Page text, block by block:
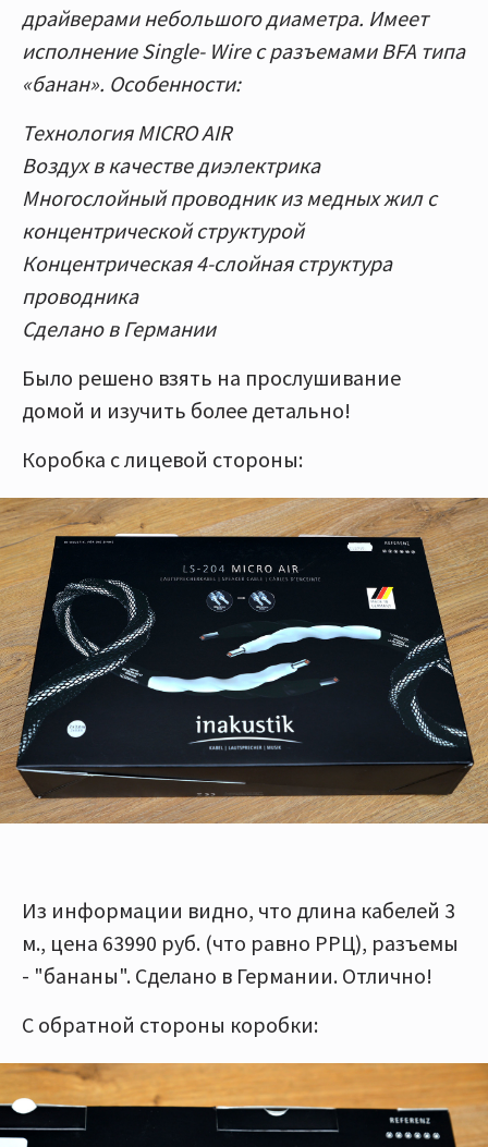
драйверами небольшого диаметра. Имеет
исполнение Single- Wire с разъемами BFA типа
«банан». Особенности:
Технология MICRO AIR
Воздух в качестве диэлектрика
Многослойный проводник из медных жил с
концентрической структурой
Концентрическая 4-слойная структура
проводника
Сделано в Германии
Было решено взять на прослушивание
домой и изучить более детально!
Коробка с лицевой стороны:
Из информации видно, что длина кабелей 3
м., цена 63990 руб. (что равно РРЦ), разъемы
- "бананы". Сделано в Германии. Отлично!
С обратной стороны коробки: